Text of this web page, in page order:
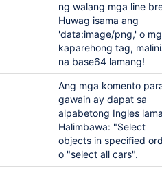
ng walang mga line
Huwag isama ang
'data:image/png,' o
kaparehong tag,
na base64 lamang!
Ang mga komento
gawain ay dapat sa
alpabetong Ingles
Halimbawa: "Select
objects in specified
o "select all cars".